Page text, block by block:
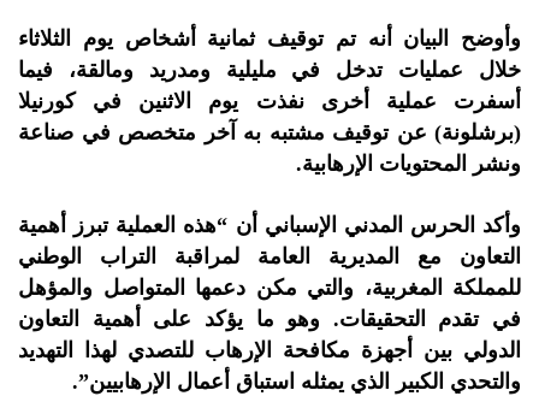
وأوضح البيان أنه تم توقيف ثمانية أشخاص يوم الثلاثاء
خلال عمليات تدخل في مليلية ومدريد ومالقة، فيما
أسفرت عملية أخرى نفذت يوم الاثنين في كورنيلا
(برشلونة) عن توقيف مشتبه به آخر متخصص في صناعة
ونشر المحتويات الإرهابية.
وأكد الحرس المدني الإسباني أن “هذه العملية تبرز أهمية
التعاون مع المديرية العامة لمراقبة التراب الوطني
للمملكة المغربية، والتي مكن دعمها المتواصل والمؤهل
في تقدم التحقيقات. وهو ما يؤكد على أهمية التعاون
الدولي بين أجهزة مكافحة الإرهاب للتصدي لهذا التهديد
والتحدي الكبير الذي يمثله استباق أعمال الإرهابيين”.